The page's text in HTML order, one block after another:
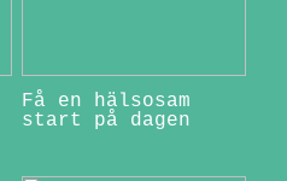
Få en hälsosam
start på dagen